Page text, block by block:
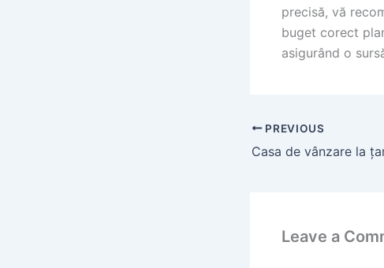
precisă, vă
buget corect
asigurând o
PREVIOUS
Leave a